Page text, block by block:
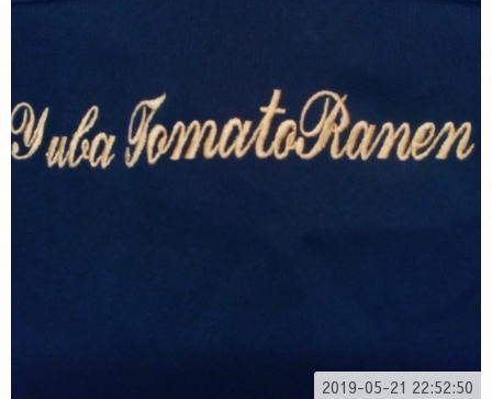
2019-05-21 22:52:50